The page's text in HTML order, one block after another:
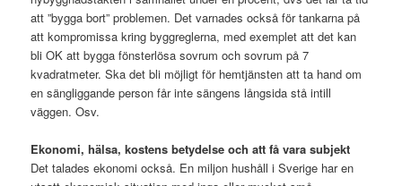
att ”bygga bort” problemen. Det varnades också för tankarna på
att kompromissa kring byggreglerna, med exemplet att det kan
bli OK att bygga fönsterlösa sovrum och sovrum på 7
kvadratmeter. Ska det bli möjligt för hemtjänsten att ta hand om
en sängliggande person får inte sängens långsida stå intill
väggen. Osv.
Ekonomi, hälsa, kostens betydelse och att få vara subjekt
Det talades ekonomi också. En miljon hushåll i Sverige har en